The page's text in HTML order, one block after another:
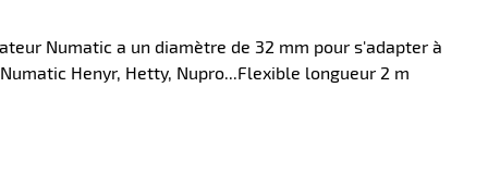
Numatic a un diamètre de 32 mm pour s'adapter à
Henyr, Hetty, Nupro...Flexible longueur 2 m